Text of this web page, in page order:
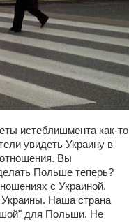
истеблишмента как-то
увидеть Украину в
Вы
Польше теперь?
с Украиной.
Наша страна
для Польши. Не